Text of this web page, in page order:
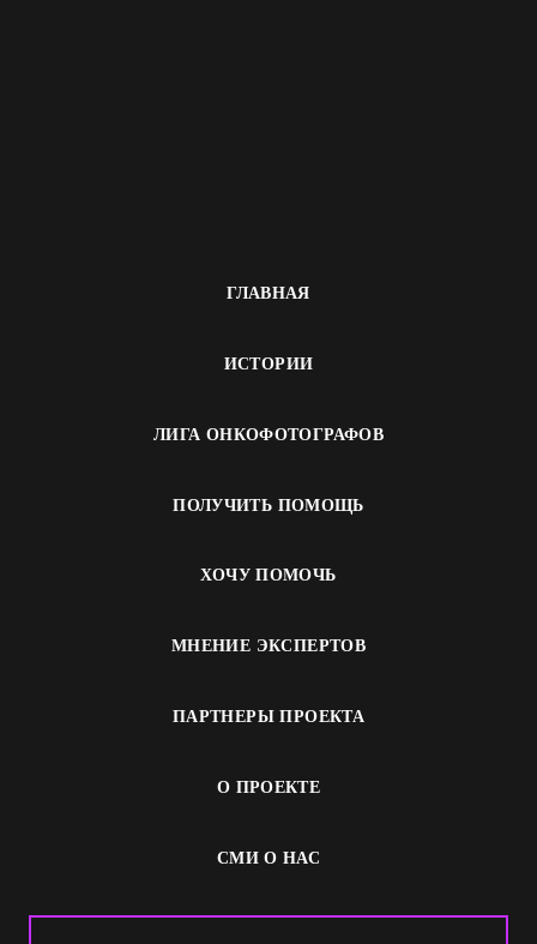
ГЛАВНАЯ
ИСТОРИИ
ЛИГА ОНКОФОТОГРАФОВ
ПОЛУЧИТЬ ПОМОЩЬ
ХОЧУ ПОМОЧЬ
МНЕНИЕ ЭКСПЕРТОВ
ПАРТНЕРЫ ПРОЕКТА
О ПРОЕКТЕ
СМИ О НАС